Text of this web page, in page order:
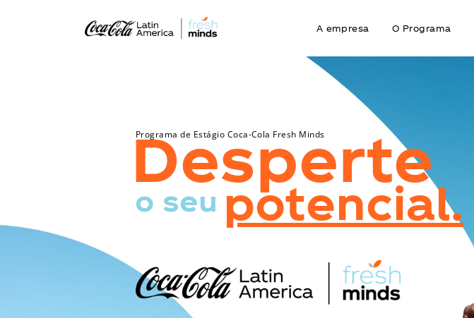
A empresa O Programa
Programa de Estágio Coca-Cola Fresh Minds
Desperte
potencial.
o seu